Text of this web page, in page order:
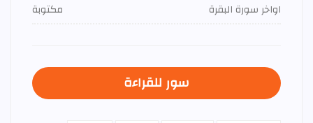
اواخر سورة البقرة
مكتوبة
سور للقراءة